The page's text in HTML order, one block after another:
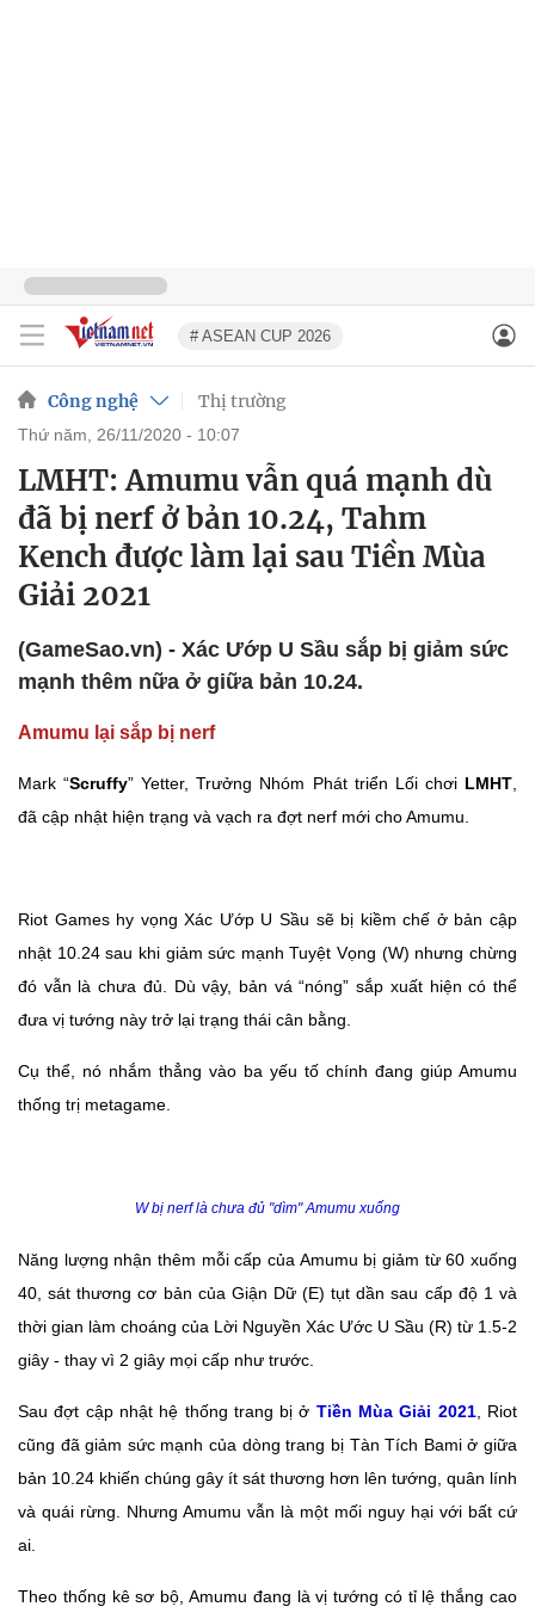
# ASEAN CUP 2026
Công nghệ Thị trường
thứ năm, 26/11/2020 - 10:07
LMHT: Amumu vẫn quá mạnh dù
đã bị nerf ở bản 10.24, Tahm
Kench được làm lại sau Tiền Mùa
Giải 2021
(GameSao.vn) - Xác Ướp U Sầu sắp bị giảm sức
mạnh thêm nữa ở giữa bản 10.24.
Amumu lại sắp bị nerf
Mark “Scruffy” Yetter, Trưởng Nhóm Phát triển Lối chơi LMHT
đã cập nhật hiện trạng và vạch ra đợt nerf mới cho Amumu.
Riot Games hy vọng Xác Ướp U Sầu sẽ bị kiềm chế ở bản cập
nhật 10.24 sau khi giảm sức mạnh Tuyệt Vọng (W) nhưng chừng
đó vẫn là chưa đủ. Dù vậy, bản vá “nóng” sắp xuất hiện có thể
đưa vị tướng này trở lại trạng thái cân bằng.
Cụ thể, nó nhắm thẳng vào ba yếu tố chính đang giúp Amumu
thống trị metagame.
W bị nerf là chưa đủ "dìm" Amumu xuống
Năng lượng nhận thêm mỗi cấp của Amumu bị giảm từ 60 xuống
40, sát thương cơ bản của Giận Dữ (E) tụt dần sau cấp độ 1 và
thời gian làm choáng của Lời Nguyền Xác Ước U Sầu (R) từ 1.5-2
giây - thay vì 2 giây mọi cấp như trước.
Sau đợt cập nhật hệ thống trang bị ở Tiền Mùa Giải 2021, Riot
cũng đã giảm sức mạnh của dòng trang bị Tàn Tích Bami ở giữa
bản 10.24 khiến chúng gây ít sát thương hơn lên tướng, quân lính
và quái rừng. Nhưng Amumu vẫn là một mối nguy hại với bất cứ
ai.
Theo thống kê sơ bộ, Amumu đang là vị tướng có tỉ lệ thắng cao